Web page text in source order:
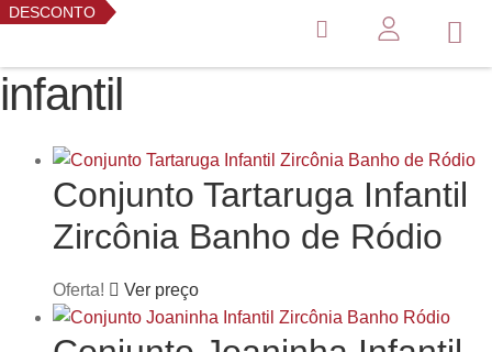
infantil
DESCONTO
Conjunto Tartaruga Infantil
Zircônia Banho de Ródio
Oferta! Ver preço
DESCONTO